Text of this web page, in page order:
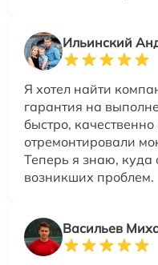
Ильинский
Я хотел найти
гарантия на
быстро,
отремонтировали
Теперь я знаю, куда
возникших проблем.
Васильев